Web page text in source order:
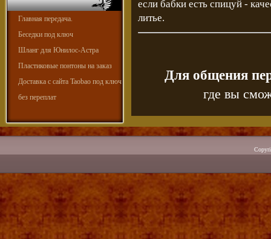
Главная передача.
Беседки под ключ
Шланг для Юнилос-Астра
Пластиковые понтоны на заказ
Доставка с сайта Taobao под ключ
без переплат
если бабки есть спицуй -
литье.
Для общения
где вы